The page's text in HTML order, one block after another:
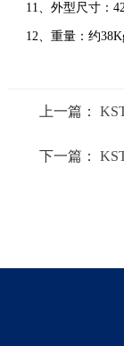
11、外型尺寸：
12、重量：约
上一篇：
下一篇：